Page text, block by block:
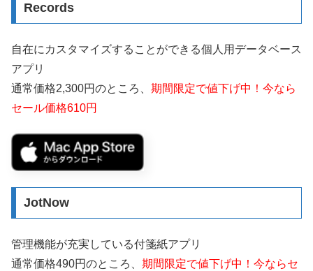
Records
自在にカスタマイズすることができる個人用データベース
アプリ
通常価格2,300円のところ、 期間限定で値下げ中！今なら
セール価格610円
JotNow
管理機能が充実している付箋紙アプリ
通常価格490円のところ、 期間限定で値下げ中！今ならセ